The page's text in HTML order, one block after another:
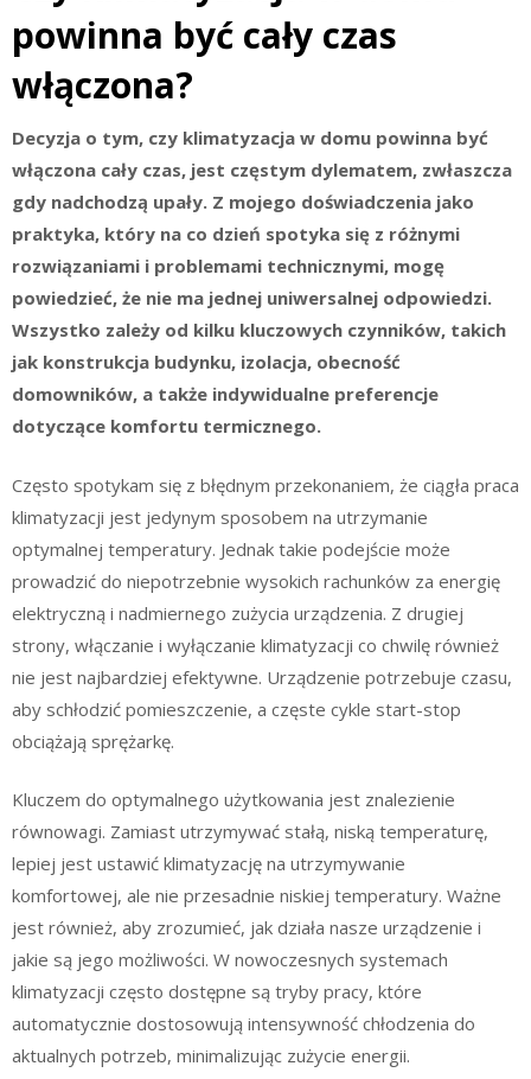
powinna być cały czas
włączona?
Decyzja o tym, czy klimatyzacja w domu powinna być
włączona cały czas, jest częstym dylematem, zwłaszcza
gdy nadchodzą upały. Z mojego doświadczenia jako
praktyka, który na co dzień spotyka się z różnymi
rozwiązaniami i problemami technicznymi, mogę
powiedzieć, że nie ma jednej uniwersalnej odpowiedzi.
Wszystko zależy od kilku kluczowych czynników, takich
jak konstrukcja budynku, izolacja, obecność
domowników, a także indywidualne preferencje
dotyczące komfortu termicznego.
Często spotykam się z błędnym przekonaniem, że ciągła praca
klimatyzacji jest jedynym sposobem na utrzymanie
optymalnej temperatury. Jednak takie podejście może
prowadzić do niepotrzebnie wysokich rachunków za energię
elektryczną i nadmiernego zużycia urządzenia. Z drugiej
strony, włączanie i wyłączanie klimatyzacji co chwilę również
nie jest najbardziej efektywne. Urządzenie potrzebuje czasu,
aby schłodzić pomieszczenie, a częste cykle start-stop
obciążają sprężarkę.
Kluczem do optymalnego użytkowania jest znalezienie
równowagi. Zamiast utrzymywać stałą, niską temperaturę,
lepiej jest ustawić klimatyzację na utrzymywanie
komfortowej, ale nie przesadnie niskiej temperatury. Ważne
jest również, aby zrozumieć, jak działa nasze urządzenie i
jakie są jego możliwości. W nowoczesnych systemach
klimatyzacji często dostępne są tryby pracy, które
automatycznie dostosowują intensywność chłodzenia do
aktualnych potrzeb, minimalizując zużycie energii.